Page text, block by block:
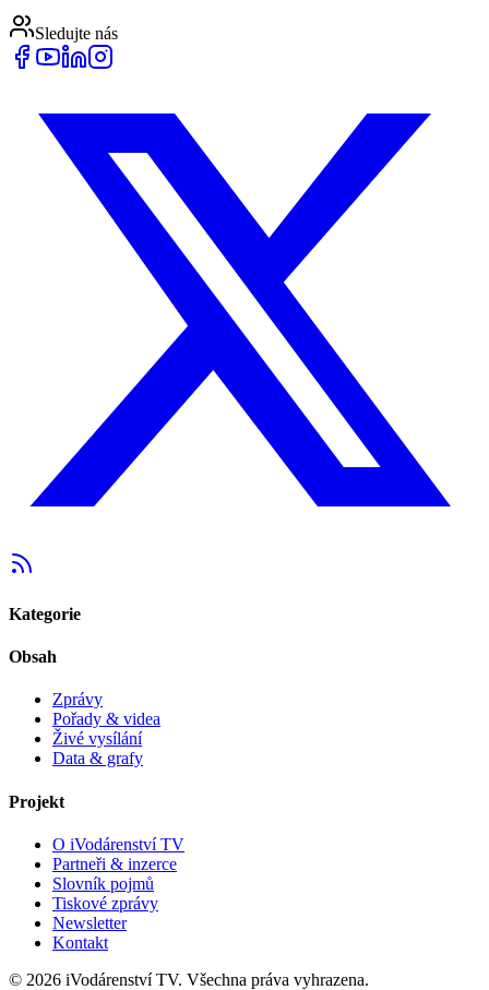
Sledujte nás
Kategorie
Obsah
Zprávy
Pořady & videa
Živé vysílání
Data & grafy
Projekt
O iVodárenství TV
Partneři & inzerce
Slovník pojmů
Tiskové zprávy
Newsletter
Kontakt
© 2026 iVodárenství TV. Všechna práva vyhrazena.